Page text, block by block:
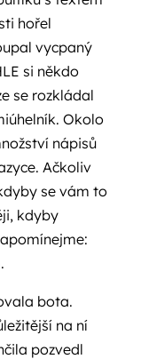
hořel
vycpaný
si někdo
se rozkládal
Okolo
nápisů
Ačkoliv
se vám to
kdyby
bota.
na ní
pozvedl